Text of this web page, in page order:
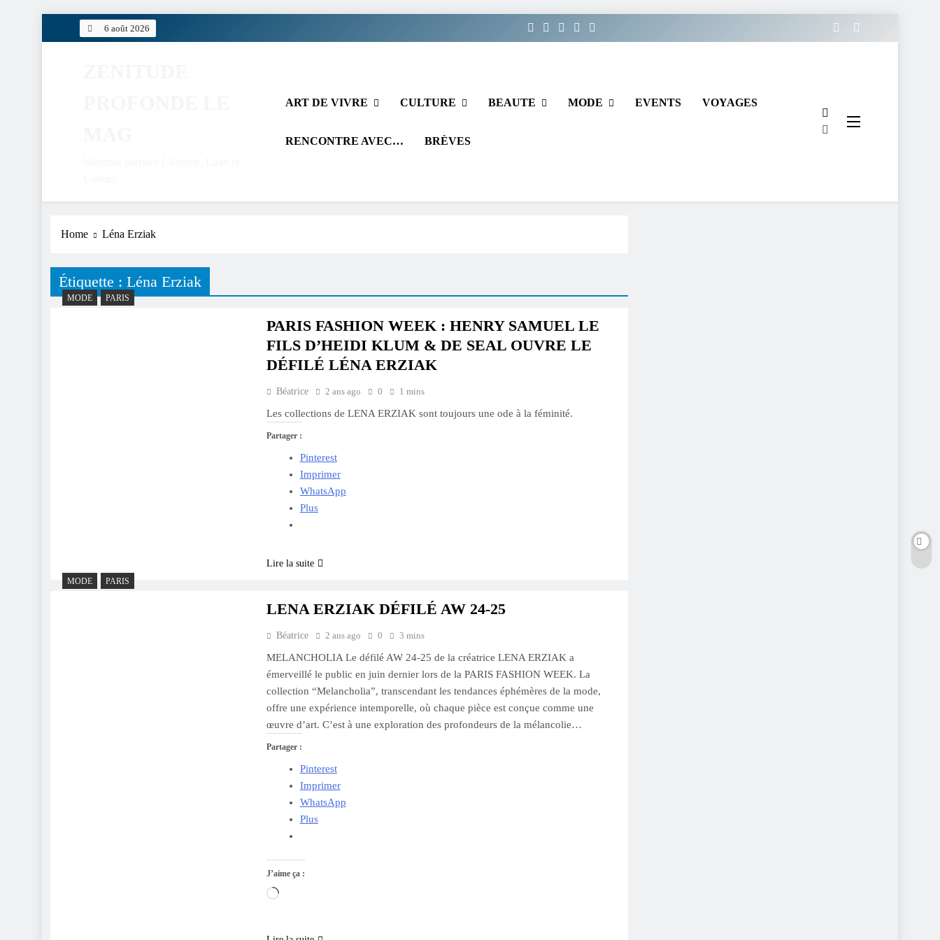
6 août 2026
ART DE VIVRE CULTURE BEAUTE MODE EVENTS VOYAGES
RENCONTRE AVEC… BRÈVES
Home Léna Erziak
Étiquette : Léna Erziak
MODE PARIS
PARIS FASHION WEEK : HENRY SAMUEL LE
FILS D’HEIDI KLUM & DE SEAL OUVRE LE
DÉFILÉ LÉNA ERZIAK
Béatrice 2 ans ago 0 1 mins
Les collections de LENA ERZIAK sont toujours une ode à la féminité.
Partager :
Pinterest
Imprimer
WhatsApp
Plus
Lire la suite
MODE PARIS
LENA ERZIAK DÉFILÉ AW 24-25
Béatrice 2 ans ago 0 3 mins
MELANCHOLIA Le défilé AW 24-25 de la créatrice LENA ERZIAK a
émerveillé le public en juin dernier lors de la PARIS FASHION WEEK. La
collection “Melancholia”, transcendant les tendances éphémères de la mode,
offre une expérience intemporelle, où chaque pièce est conçue comme une
œuvre d’art. C’est à une exploration des profondeurs de la mélancolie…
Partager :
Pinterest
Imprimer
WhatsApp
Plus
J’aime ça :
Chargement…